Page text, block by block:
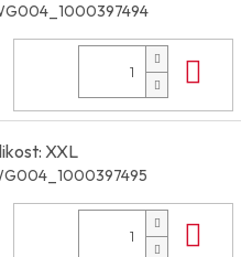
XXL